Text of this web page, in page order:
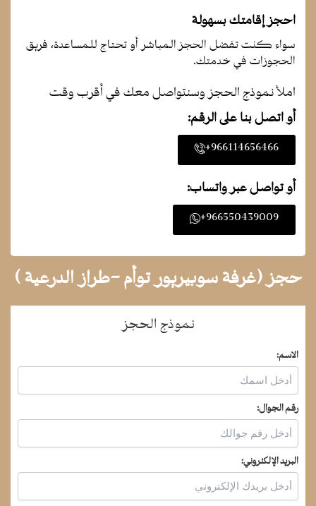
خزانة
يمكن الوصول إلى الطوابق العلوية عن طريق المصعد
غلاية كهربائية
هاتف
مكتب
تكييف
شطافة / ورق حمام
لوازم استحمام مجانية
حوض استحمام أو دش
مناشف
مجفف شعر
احجز إقامتك بسهولة
سواء كنت تفضل الحجز المباشر أو تحتاج للمساعدة، فريق
الحجوزات في خدمتك.
املأ نموذج الحجز وسنتواصل معك في أقرب وقت
أو اتصل بنا على الرقم:
966114656466+
أو تواصل عبر واتساب:
966550439009+
حجز (غرفة سوبيريور توأم -طراز الدرعية )
نموذج الحجز
الاسم:
رقم الجوال:
البريد الإلكتروني: